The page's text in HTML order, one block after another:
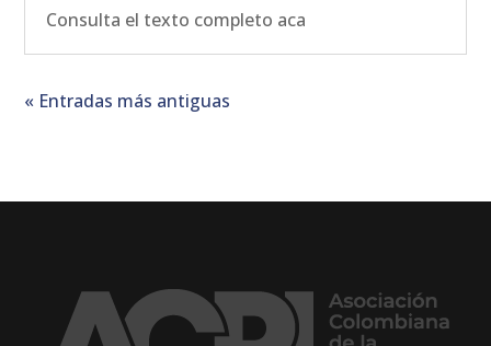
Consulta el texto completo aca
« Entradas más antiguas